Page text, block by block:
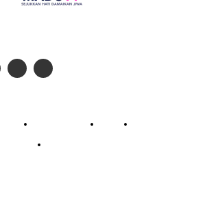
Redaksi Pedoman Siber Kontak